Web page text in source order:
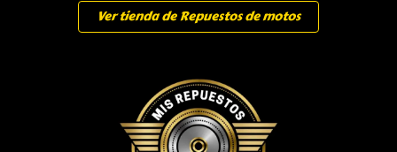
Ver tienda de Repuestos de motos